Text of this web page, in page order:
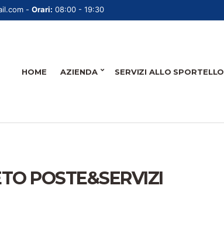
- Orari: 08:00 - 19:30
HOME AZIENDA SERVIZI ALLO SPORTELLO
POSTE&SERVIZI